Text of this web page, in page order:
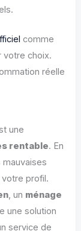
comme
votre choix.
réelle
une
rentable. En
profil.
, un ménage
une solution
service de